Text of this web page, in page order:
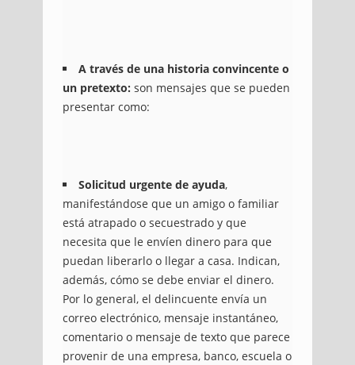
A través de una historia convincente o
un pretexto: son mensajes que se pueden
presentar como:
Solicitud urgente de ayuda,
manifestándose que un amigo o familiar
está atrapado o secuestrado y que
necesita que le envíen dinero para que
puedan liberarlo o llegar a casa. Indican,
además, cómo se debe enviar el dinero.
Por lo general, el delincuente envía un
correo electrónico, mensaje instantáneo,
comentario o mensaje de texto que parece
provenir de una empresa, banco, escuela o